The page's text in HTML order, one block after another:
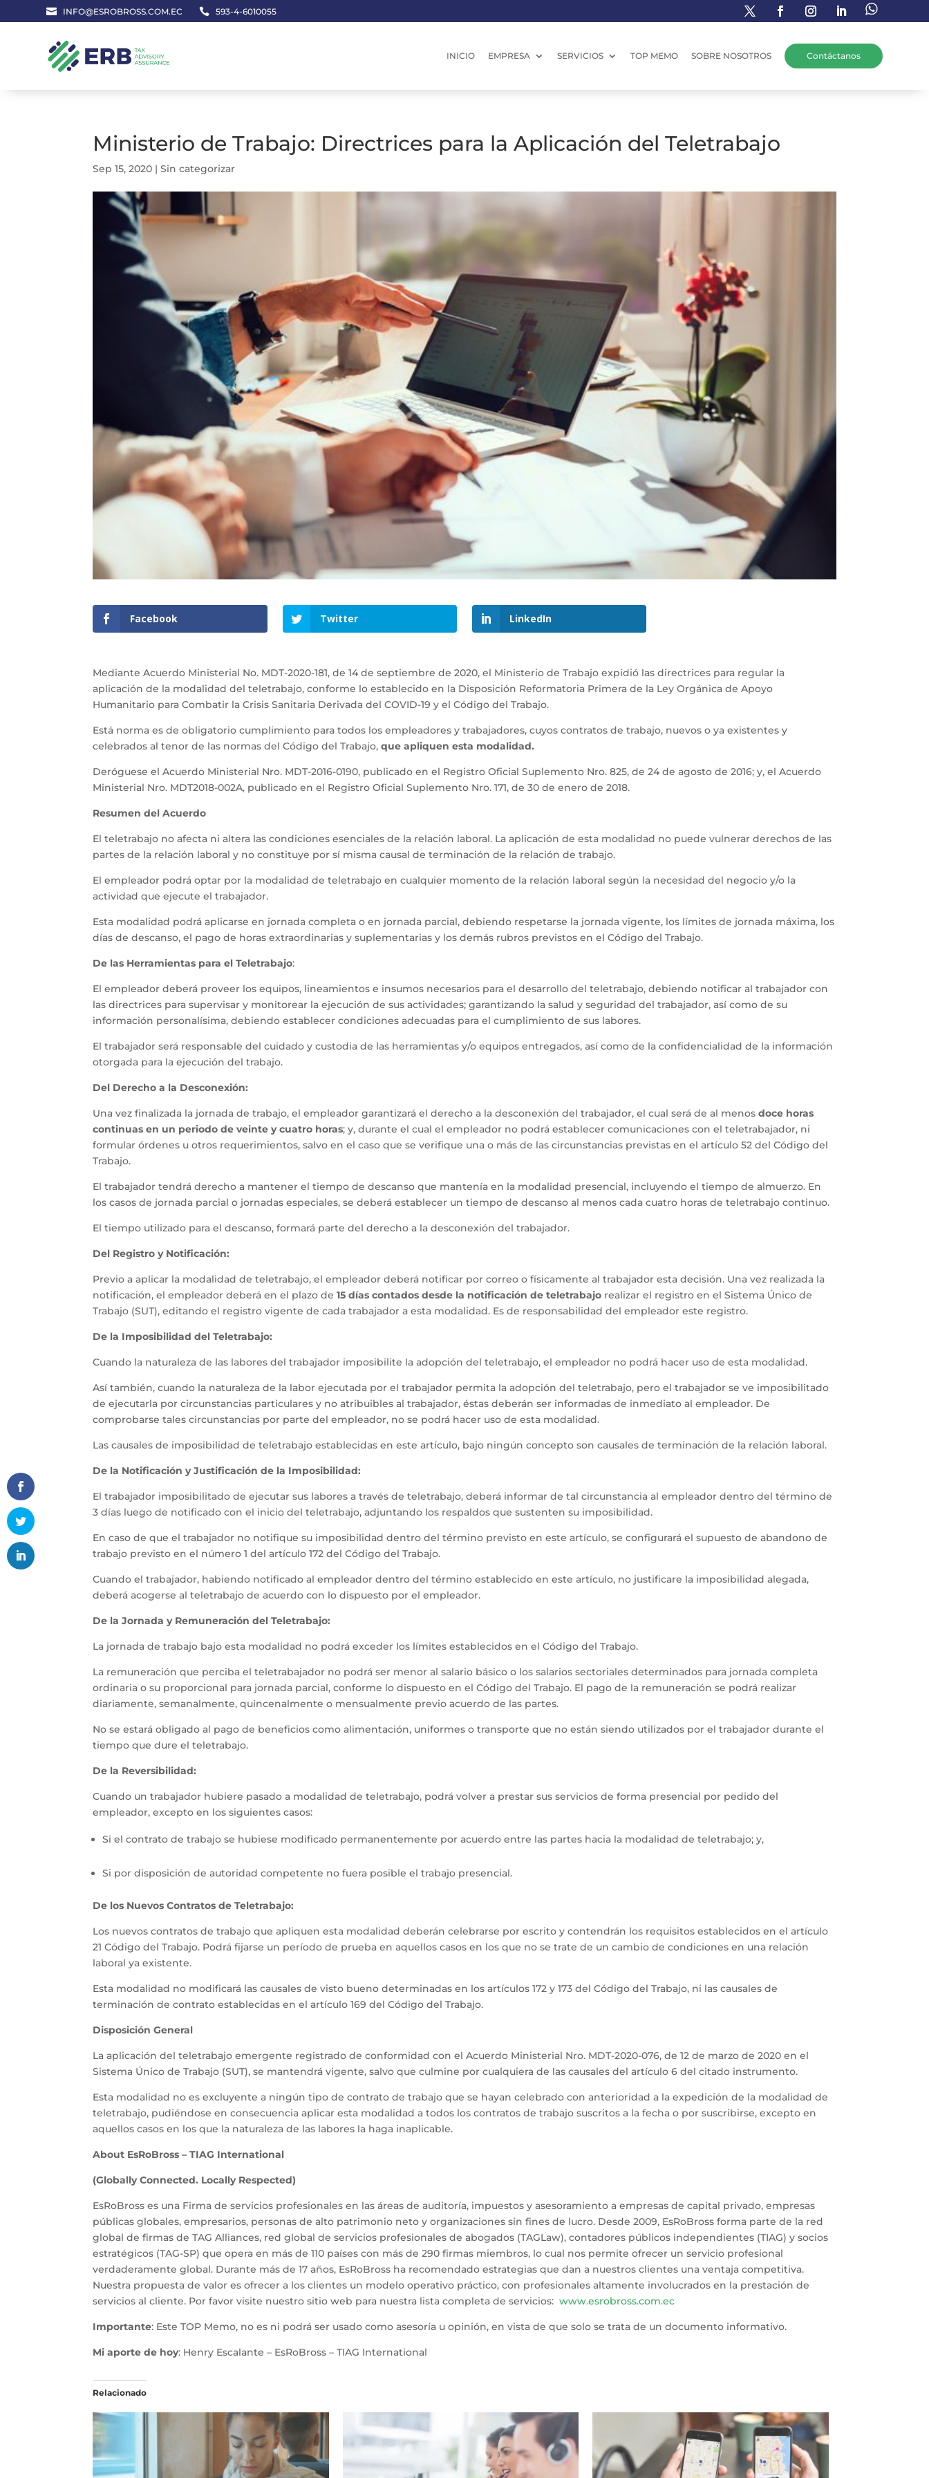
 INFO@ESROBROSS.COM.EC  593-4-6010055
INICIO EMPRESA SERVICIOS TOP MEMO SOBRE NOSOTROS Contáctanos
Ministerio de Trabajo: Directrices para la Aplicación del Teletrabajo
Sep 15, 2020 |Sin categorizar
Facebook Twitter LinkedIn
Mediante Acuerdo Ministerial No. MDT-2020-181, de 14 de septiembre de 2020, el Ministerio de Trabajo expidió las directrices para regular la
aplicación de la modalidad del teletrabajo, conforme lo establecido en la Disposición Reformatoria Primera de la Ley Orgánica de Apoyo
Humanitario para Combatir la Crisis Sanitaria Derivada del COVID-19 y el Código del Trabajo.
Está norma es de obligatorio cumplimiento para todos los empleadores y trabajadores, cuyos contratos de trabajo, nuevos o ya existentes y
celebrados al tenor de las normas del Código del Trabajo,que apliquen esta modalidad.
Deróguese el Acuerdo Ministerial Nro. MDT-2016-0190, publicado en el Registro Oficial Suplemento Nro. 825, de 24 de agosto de 2016; y, el Acuerdo
Ministerial Nro. MDT2018-002A, publicado en el Registro Oficial Suplemento Nro. 171, de 30 de enero de 2018.
Resumen del Acuerdo
El teletrabajo no afecta ni altera las condiciones esenciales de la relación laboral. La aplicación de esta modalidad no puede vulnerar derechos de las
partes de la relación laboral y no constituye por sí misma causal de terminación de la relación de trabajo.
El empleador podrá optar por la modalidad de teletrabajo en cualquier momento de la relación laboral según la necesidad del negocio y/o la
actividad que ejecute el trabajador.
Esta modalidad podrá aplicarse en jornada completa o en jornada parcial, debiendo respetarse la jornada vigente, los límites de jornada máxima, los
días de descanso, el pago de horas extraordinarias y suplementarias y los demás rubros previstos en el Código del Trabajo.
De las Herramientas para el Teletrabajo:
El empleador deberá proveer los equipos, lineamientos e insumos necesarios para el desarrollo del teletrabajo, debiendo notificar al trabajador con
las directrices para supervisar y monitorear la ejecución de sus actividades; garantizando la salud y seguridad del trabajador, así como de su
información personalísima, debiendo establecer condiciones adecuadas para el cumplimiento de sus labores.
El trabajador será responsable del cuidado y custodia de las herramientas y/o equipos entregados, así como de la confidencialidad de la información
otorgada para la ejecución del trabajo.
Del Derecho a la Desconexión:
Una vez finalizada la jornada de trabajo, el empleador garantizará el derecho a la desconexión del trabajador, el cual será de al menosdoce horas
continuas en un periodo de veinte y cuatro horas; y, durante el cual el empleador no podrá establecer comunicaciones con el teletrabajador, ni
formular órdenes u otros requerimientos, salvo en el caso que se verifique una o más de las circunstancias previstas en el artículo 52 del Código del
Trabajo.
El trabajador tendrá derecho a mantener el tiempo de descanso que mantenía en la modalidad presencial, incluyendo el tiempo de almuerzo. En
los casos de jornada parcial o jornadas especiales, se deberá establecer un tiempo de descanso al menos cada cuatro horas de teletrabajo continuo.
El tiempo utilizado para el descanso, formará parte del derecho a la desconexión del trabajador.
Del Registro y Notificación:
Previo a aplicar la modalidad de teletrabajo, el empleador deberá notificar por correo o físicamente al trabajador esta decisión. Una vez realizada la
notificación, el empleador deberá en el plazo de15 días contados desde la notificación de teletrabajo realizar el registro en el Sistema Único de
Trabajo (SUT), editando el registro vigente de cada trabajador a esta modalidad. Es de responsabilidad del empleador este registro.
De la Imposibilidad del Teletrabajo:
Cuando la naturaleza de las labores del trabajador imposibilite la adopción del teletrabajo, el empleador no podrá hacer uso de esta modalidad.
Así también, cuando la naturaleza de la labor ejecutada por el trabajador permita la adopción del teletrabajo, pero el trabajador se ve imposibilitado
de ejecutarla por circunstancias particulares y no atribuibles al trabajador, éstas deberán ser informadas de inmediato al empleador. De
comprobarse tales circunstancias por parte del empleador, no se podrá hacer uso de esta modalidad.
Las causales de imposibilidad de teletrabajo establecidas en este artículo, bajo ningún concepto son causales de terminación de la relación laboral.
De la Notificación y Justificación de la Imposibilidad:
El trabajador imposibilitado de ejecutar sus labores a través de teletrabajo, deberá informar de tal circunstancia al empleador dentro del término de
3 días luego de notificado con el inicio del teletrabajo, adjuntando los respaldos que sustenten su imposibilidad.
En caso de que el trabajador no notifique su imposibilidad dentro del término previsto en este artículo, se configurará el supuesto de abandono de
trabajo previsto en el número 1 del artículo 172 del Código del Trabajo.
Cuando el trabajador, habiendo notificado al empleador dentro del término establecido en este artículo, no justificare la imposibilidad alegada,
deberá acogerse al teletrabajo de acuerdo con lo dispuesto por el empleador.
De la Jornada y Remuneración del Teletrabajo:
La jornada de trabajo bajo esta modalidad no podrá exceder los límites establecidos en el Código del Trabajo.
La remuneración que perciba el teletrabajador no podrá ser menor al salario básico o los salarios sectoriales determinados para jornada completa
ordinaria o su proporcional para jornada parcial, conforme lo dispuesto en el Código del Trabajo. El pago de la remuneración se podrá realizar
diariamente, semanalmente, quincenalmente o mensualmente previo acuerdo de las partes.
No se estará obligado al pago de beneficios como alimentación, uniformes o transporte que no están siendo utilizados por el trabajador durante el
tiempo que dure el teletrabajo.
De la Reversibilidad:
Cuando un trabajador hubiere pasado a modalidad de teletrabajo, podrá volver a prestar sus servicios de forma presencial por pedido del
empleador, excepto en los siguientes casos:
Si el contrato de trabajo se hubiese modificado permanentemente por acuerdo entre las partes hacia la modalidad de teletrabajo; y,
Si por disposición de autoridad competente no fuera posible el trabajo presencial.
De los Nuevos Contratos de Teletrabajo:
Los nuevos contratos de trabajo que apliquen esta modalidad deberán celebrarse por escrito y contendrán los requisitos establecidos en el artículo
21 Código del Trabajo. Podrá fijarse un período de prueba en aquellos casos en los que no se trate de un cambio de condiciones en una relación
laboral ya existente.
Esta modalidad no modificará las causales de visto bueno determinadas en los artículos 172 y 173 del Código del Trabajo, ni las causales de
terminación de contrato establecidas en el artículo 169 del Código del Trabajo.
Disposición General
La aplicación del teletrabajo emergente registrado de conformidad con el Acuerdo Ministerial Nro. MDT-2020-076, de 12 de marzo de 2020 en el
Sistema Único de Trabajo (SUT), se mantendrá vigente, salvo que culmine por cualquiera de las causales del artículo 6 del citado instrumento.
Esta modalidad no es excluyente a ningún tipo de contrato de trabajo que se hayan celebrado con anterioridad a la expedición de la modalidad de
teletrabajo, pudiéndose en consecuencia aplicar esta modalidad a todos los contratos de trabajo suscritos a la fecha o por suscribirse, excepto en
aquellos casos en los que la naturaleza de las labores la haga inaplicable.
About EsRoBross – TIAG International
(Globally Connected. Locally Respected)
EsRoBross es una Firma de servicios profesionales en las áreas de auditoría, impuestos y asesoramiento a empresas de capital privado, empresas
públicas globales, empresarios, personas de alto patrimonio neto y organizaciones sin fines de lucro. Desde 2009, EsRoBross forma parte de la red
global de firmas de TAG Alliances, red global de servicios profesionales de abogados (TAGLaw), contadores públicos independientes (TIAG) y socios
estratégicos (TAG-SP) que opera en más de 110 países con más de 290 firmas miembros, lo cual nos permite ofrecer un servicio profesional
verdaderamente global. Durante más de 17 años, EsRoBross ha recomendado estrategias que dan a nuestros clientes una ventaja competitiva.
Nuestra propuesta de valor es ofrecer a los clientes un modelo operativo práctico, con profesionales altamente involucrados en la prestación de
servicios al cliente. Por favor visite nuestro sitio web para nuestra lista completa de servicios:www.esrobross.com.ec
Importante: Este TOP Memo, no es ni podrá ser usado como asesoría u opinión, en vista de que solo se trata de un documento informativo.
Mi aporte de hoy: Henry Escalante – EsRoBross – TIAG International
Relacionado